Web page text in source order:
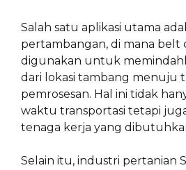
Salah satu aplikasi utama
pertambangan, di mana belt
digunakan untuk
dari lokasi tambang menuju
pemrosesan. Hal ini tidak
waktu transportasi tetapi
tenaga kerja yang
Selain itu, industri pertanian